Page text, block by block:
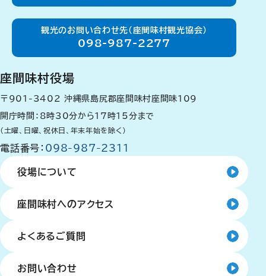
観光のお問い合わせ先（座間味村観光協会）
098-987-2277
座間味村役場
〒901-3402 沖縄県島尻郡座間味村座間味109
開庁時間：8時30分から17時15分まで
（土曜、日曜、祝休日、年末年始を除く）
電話番号： 098-987-2311
役場について
座間味村へのアクセス
よくあるご質問
お問い合わせ